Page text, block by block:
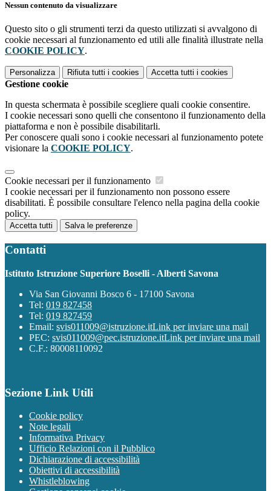
Nessun contenuto da visualizzare
Questo sito o gli strumenti terzi da questo utilizzati si avvalgono di
cookie necessari al funzionamento ed utili alle finalità illustrate nella
COOKIE POLICY.
Personalizza Rifiuta tutti i cookies Accetta tutti i cookies
Gestione cookie
In questa schermata è possibile scegliere quali cookie consentire.
I cookie necessari sono quelli che consentono il funzionamento della
piattaforma e non è possibile disabilitarli.
Per conoscere quali sono i cookie necessari al funzionamento potete
visionare la COOKIE POLICY.
Cookie necessari per il funzionamento
I cookie necessari per il funzionamento non possono essere
disabilitati. È possibile consultare l'elenco nella pagina della cookie
policy.
Accetta tutti Salva le preferenze
Contatti
Istituto Istruzione Superiore Boselli - Alberti Savona
Via San Giovanni Bosco 6 - 17100 Savona
Tel: 019 827458
Tel: 019 827459
Email: svis011009@istruzione.itLink per inviare una mail
PEC: svis011009@pec.istruzione.itLink per inviare una mail
C.F.: 80008110092
Sezione Link Utili
Cookie policy
Note legali
Informativa Privacy
Ufficio Relazioni con il Pubblico
Dichiarazione di accessibilità
Obiettivi di accessibilità
Whistleblowing